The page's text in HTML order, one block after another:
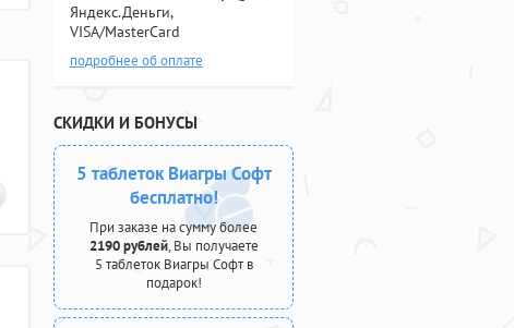
Яндекс.Деньги,
VISA/MasterCard
подробнее об оплате
СКИДКИ И БОНУСЫ
5 таблеток Виагры Софт
бесплатно!
При заказе на сумму более
2190 рублей, Вы получаете
5 таблеток Виагры Софт в
подарок!